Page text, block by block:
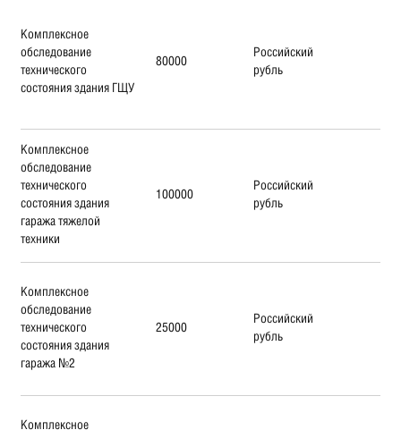
Комплексное
обследование
технического
состояния здания ГЩУ
80000
Российский
рубль
Комплексное
обследование
технического
состояния здания
гаража тяжелой
техники
100000
Российский
рубль
Комплексное
обследование
технического
состояния здания
гаража №2
25000
Российский
рубль
Комплексное